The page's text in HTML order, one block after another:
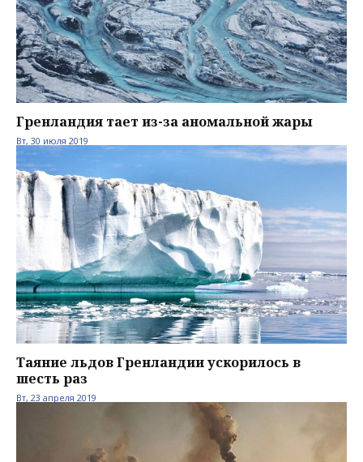
Гренландия тает из-за аномальной жары
Вт, 30 июля 2019
Таяние льдов Гренландии ускорилось в
шесть раз
Вт, 23 апреля 2019